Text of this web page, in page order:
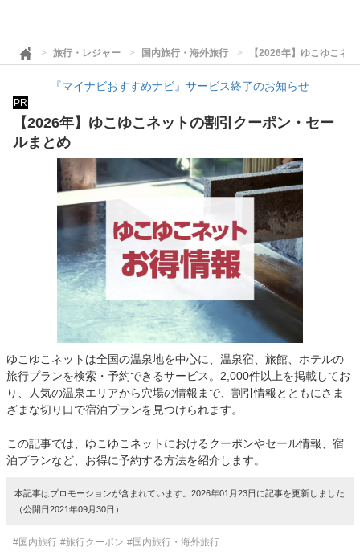
旅行・レジャー 国内旅行・海外旅行 【2026年】ゆこゆこネ
『マイナビおすすめナビ』サービス終了のお知らせ
PR
【2026年】ゆこゆこネットの割引クーポン・セー
ルまとめ
ゆこゆこネットは全国の温泉地を中心に、温泉宿、旅館、ホテルの
旅行プランを検索・予約できるサービス。2,000件以上を掲載してお
り、人気の温泉エリアから穴場の情報まで、割引情報とともにさま
ざまな切り口で宿泊プランを見つけられます。
この記事では、ゆこゆこネットにおけるクーポンやセール情報、宿
泊プランなど、お得に予約する方法を紹介します。
本記事はプロモーションが含まれています。2026年01月23日に記事を更新しました
（公開日2021年09月30日）
#国内旅行 #旅行クーポン #国内旅行・海外旅行